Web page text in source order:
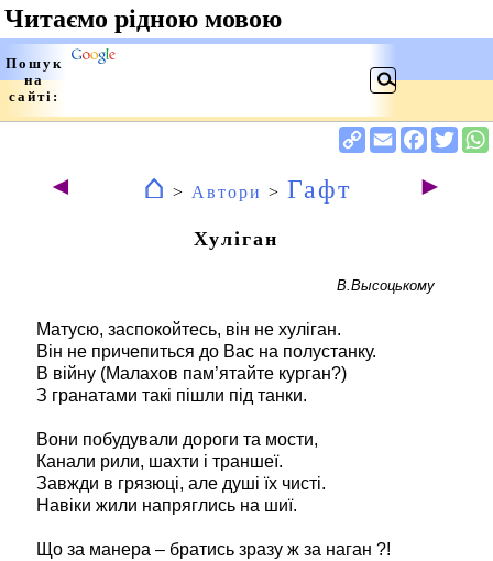
◄ ⌂ > Автори > Гафт ►
Хуліган
В.Высоцькому
Матусю, заспокойтесь, він не хуліган.
Він не причепиться до Вас на полустанку.
В війну (Малахов пам’ятайте курган?)
З гранатами такі пішли під танки.
Вони побудували дороги та мости,
Канали рили, шахти і траншеї.
Завжди в грязюці, але душі їх чисті.
Навіки жили напряглись на шиї.
Що за манера – братись зразу ж за наган ?!